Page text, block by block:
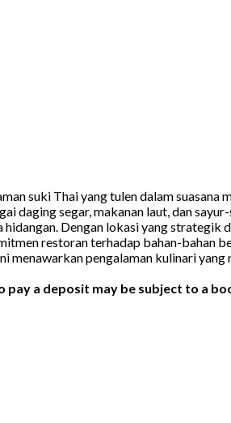
suki Thai yang tulen dalam
segar, makanan laut, dan
Dengan lokasi yang
restoran terhadap bahan-bahan
menawarkan pengalaman kulinari
a deposit may be subject to a